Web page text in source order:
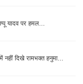
यादव पर हमल...
दिखे रामभक्त हनुमा...